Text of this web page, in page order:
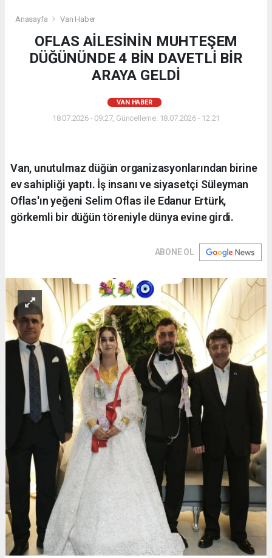
Anasayfa Van Haber
OFLAS AİLESİNİN MUHTEŞEM
DÜĞÜNÜNDE 4 BİN DAVETLİ BİR
ARAYA GELDİ
VAN HABER
18.07.2026 - 09:27, Güncelleme: 18.07.2026 - 12:21
Van, unutulmaz düğün organizasyonlarından birine
ev sahipliği yaptı. İş insanı ve siyasetçi Süleyman
Oflas'ın yeğeni Selim Oflas ile Edanur Ertürk,
görkemli bir düğün töreniyle dünya evine girdi.
ABONE OL